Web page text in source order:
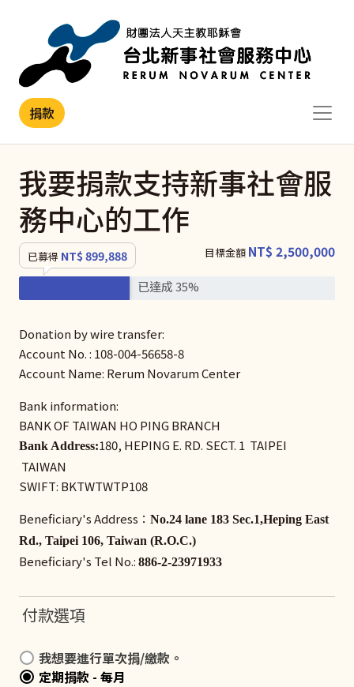
捐款
我要捐款支持新事社會服
務中心的工作
已募得 NT$ 899,888 目標金額 NT$ 2,500,000
已達成 35%
Donation by wire transfer:
Account No. : 108-004-56658-8
Account Name: Rerum Novarum Center
Bank information:
BANK OF TAIWAN HO PING BRANCH
Bank Address:180, HEPING E. RD. SECT. 1 TAIPEI
TAIWAN
SWIFT: BKTWTWTP108
Beneficiary's Address： No.24 lane 183 Sec.1,Heping East
Rd., Taipei 106, Taiwan (R.O.C.)
Beneficiary's Tel No.: 886-2-23971933
付款選項
我想要進行單次捐/繳款。
定期捐款 - 每月